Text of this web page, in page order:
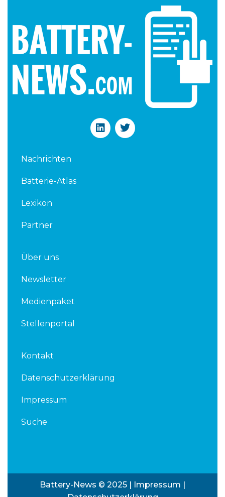
L
i
T
w
Nachrichten
Batterie-Atlas
Lexikon
Partner
Über uns
Newsletter
Medienpaket
Stellenportal
Kontakt
Datenschutzerklärung
Impressum
Suche
Battery-News © 2025 | Impressum